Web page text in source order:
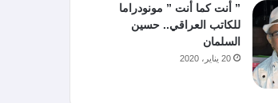
” أنت كما أنت ” مونودراما
للكاتب العراقي.. حسين
السلمان
20 يناير، 2020